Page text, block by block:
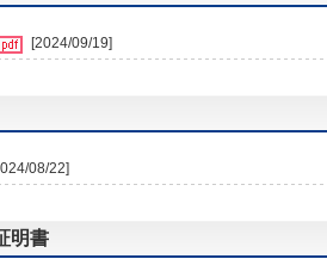
[2024/09/19]
08/22]
明書